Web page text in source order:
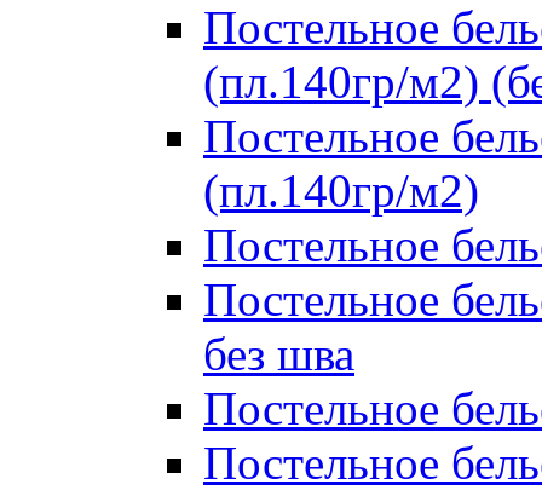
Постельное
(пл.140гр/м2)
Постельное
(пл.140гр/м2)
Постельное
Постельное
без шва
Постельное
Постельное